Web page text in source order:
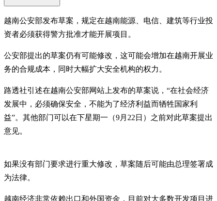
越南公安部发布草案，规定在越南能源、电信、建筑等行业投
资者必须获得警方批准才能开展项目。
公安部提出的草案仍有可能修改，这可能会增加在越南开展业
务的合规成本，同时大幅扩大安全机构的权力。
路透社引述在越南公安部网站上发布的草案说，“在社会经济
发展中，必须确保安全，不能为了经济利益而牺牲国家利
益”。其他部门可以在下星期一（9月22日）之前对此草案提出
意见。
如果没有部门要求进行重大修改，草案随后可能由总理签署成
为法律。
越南经济非常依赖出口和外国资金，目前对大多数开发项目进